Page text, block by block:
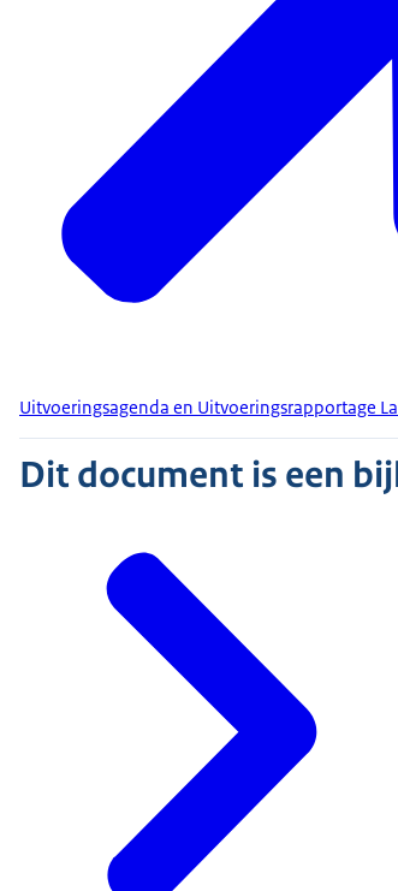
Uitvoeringsagenda en Uitvoeringsrapportage
Dit document is een